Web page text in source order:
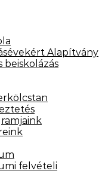
Alapítvány
beiskolázás
felvételi